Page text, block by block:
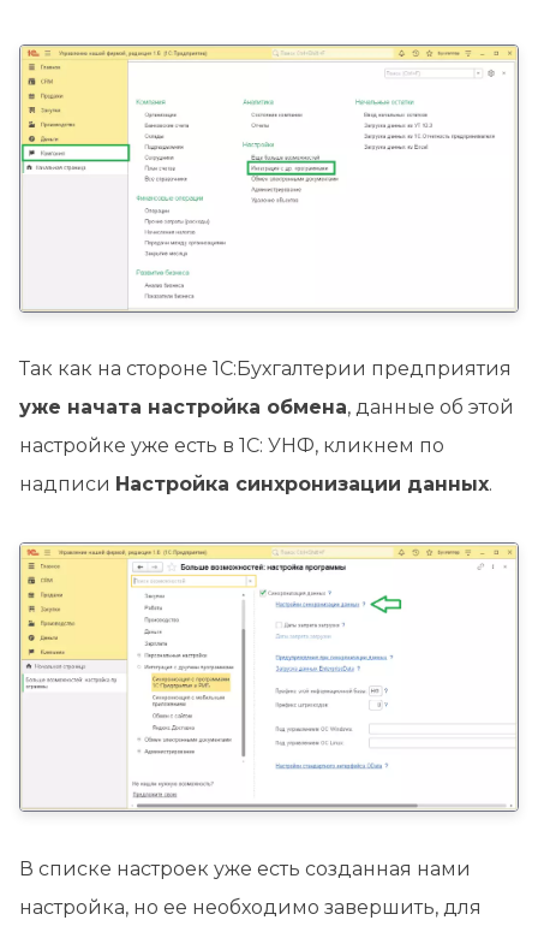
Так как на стороне 1С:Бухгалтерии предприятия
уже начата настройка обмена, данные об этой
настройке уже есть в 1С: УНФ, кликнем по
надписи Настройка синхронизации данных.
В списке настроек уже есть созданная нами
настройка, но ее необходимо завершить, для